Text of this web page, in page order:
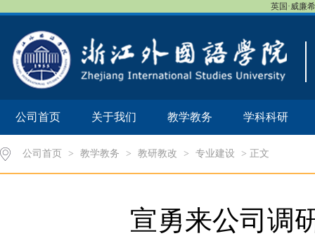
英国·威廉
公司首页 关于我们 教学教务 学科科研
公司首页 > 教学教务 > 教研教改 > 专业建设 > 正文
宣勇来公司调